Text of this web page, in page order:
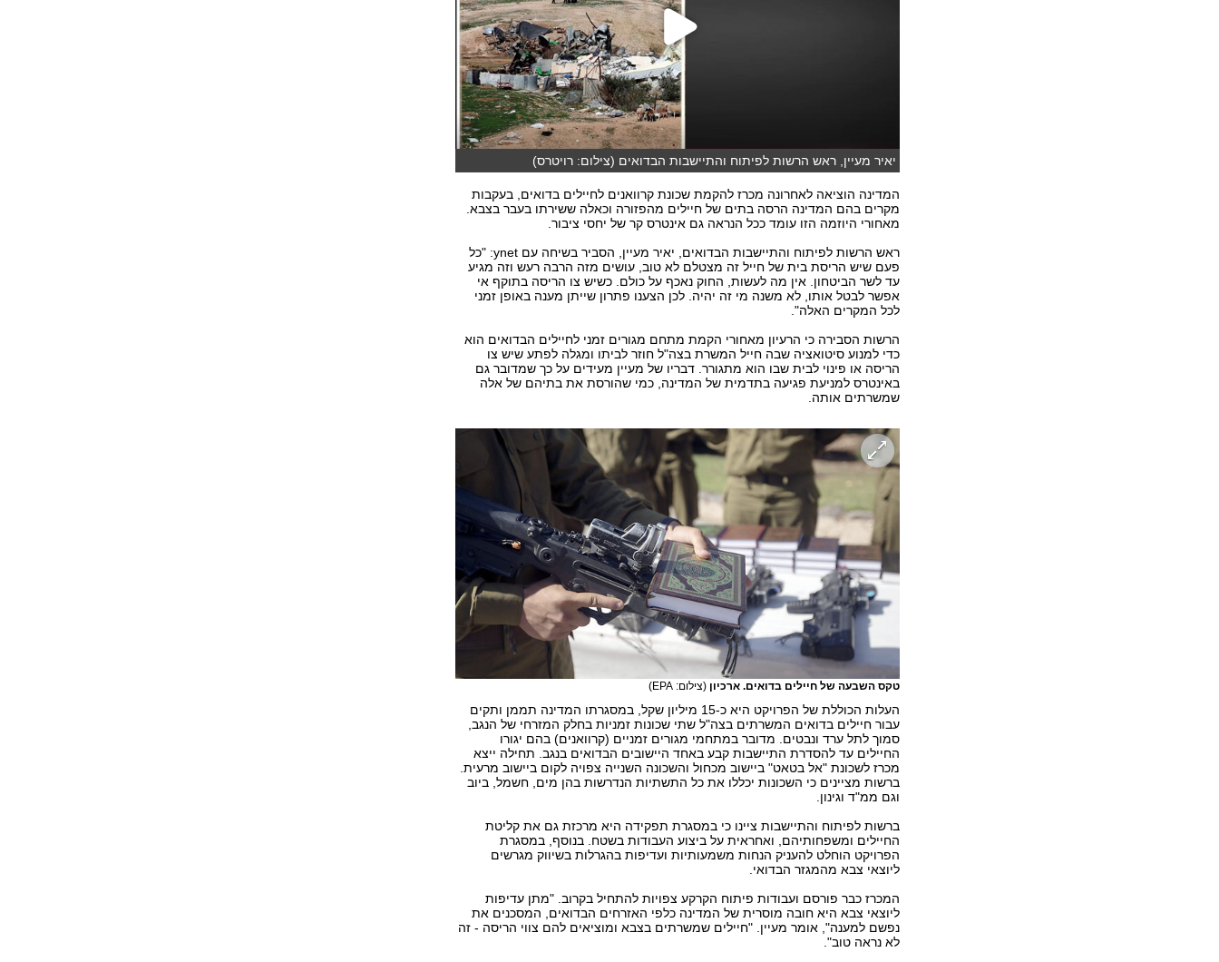
יאיר מעיין, ראש הרשות לפיתוח והתיישבות הבדואים (צילום: רויטרס)
המדינה הוציאה לאחרונה מכרז להקמת שכונת קרוואנים לחיילים בדואים, בעקבות
מקרים בהם המדינה הרסה בתים של חיילים מהפזורה וכאלה ששירתו בעבר בצבא.
מאחורי היוזמה הזו עומד ככל הנראה גם אינטרס קר של יחסי ציבור.
ראש הרשות לפיתוח והתיישבות הבדואים, יאיר מעיין, הסביר בשיחה עם ynet: "כל
פעם שיש הריסת בית של חייל זה מצטלם לא טוב, עושים מזה הרבה רעש וזה מגיע
עד לשר הביטחון. אין מה לעשות, החוק נאכף על כולם. כשיש צו הריסה בתוקף אי
אפשר לבטל אותו, לא משנה מי זה יהיה. לכן הצענו פתרון שייתן מענה באופן זמני
לכל המקרים האלה".
הרשות הסבירה כי הרעיון מאחורי הקמת מתחם מגורים זמני לחיילים הבדואים הוא
כדי למנוע סיטואציה שבה חייל המשרת בצה"ל חוזר לביתו ומגלה לפתע שיש צו
הריסה או פינוי לבית שבו הוא מתגורר. דבריו של מעיין מעידים על כך שמדובר גם
באינטרס למניעת פגיעה בתדמית של המדינה, כמי שהורסת את בתיהם של אלה
שמשרתים אותה.
טקס השבעה של חיילים בדואים. ארכיון (צילום: EPA)
העלות הכוללת של הפרויקט היא כ-15 מיליון שקל, במסגרתו המדינה תממן ותקים
עבור חיילים בדואים המשרתים בצה"ל שתי שכונות זמניות בחלק המזרחי של הנגב,
סמוך לתל ערד ונבטים. מדובר במתחמי מגורים זמניים (קרוואנים) בהם יגורו
החיילים עד להסדרת התיישבות קבע באחד היישובים הבדואים בנגב. תחילה ייצא
מכרז לשכונת "אל בטאט" ביישוב מכחול והשכונה השנייה צפויה לקום ביישוב מרעית.
ברשות מציינים כי השכונות יכללו את כל התשתיות הנדרשות בהן מים, חשמל, ביוב
וגם ממ"ד וגינון.
ברשות לפיתוח והתיישבות ציינו כי במסגרת תפקידה היא מרכזת גם את קליטת
החיילים ומשפחותיהם, ואחראית על ביצוע העבודות בשטח. בנוסף, במסגרת
הפרויקט הוחלט להעניק הנחות משמעותיות ועדיפות בהגרלות בשיווק מגרשים
ליוצאי צבא מהמגזר הבדואי.
המכרז כבר פורסם ועבודות פיתוח הקרקע צפויות להתחיל בקרוב. "מתן עדיפות
ליוצאי צבא היא חובה מוסרית של המדינה כלפי האזרחים הבדואים, המסכנים את
נפשם למענה", אומר מעיין. "חיילים שמשרתים בצבא ומוציאים להם צווי הריסה - זה
לא נראה טוב".